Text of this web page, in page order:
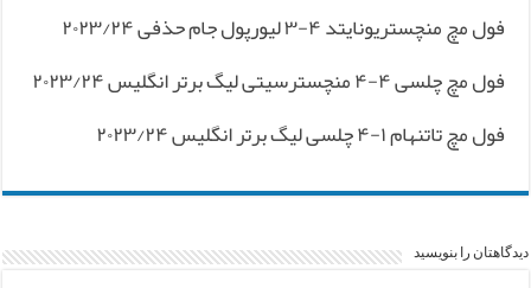
فول مچ منچستریونایتد ۴-۳ لیورپول جام حذفی ۲۰۲۳/۲۴
فول مچ چلسی ۴-۴ منچسترسیتی لیگ برتر انگلیس ۲۰۲۳/۲۴
فول مچ تاتنهام ۱-۴ چلسی لیگ برتر انگلیس ۲۰۲۳/۲۴
دیدگاهتان را بنویسید